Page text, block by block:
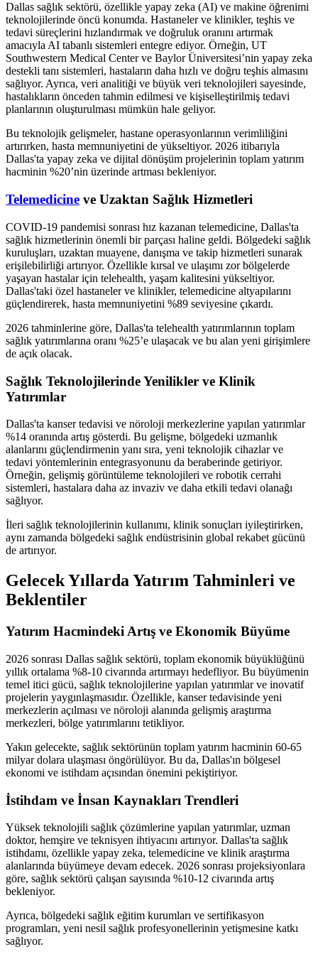
Dallas sağlık sektörü, özellikle yapay zeka (AI) ve makine öğrenimi
teknolojilerinde öncü konumda. Hastaneler ve klinikler, teşhis ve
tedavi süreçlerini hızlandırmak ve doğruluk oranını artırmak
amacıyla AI tabanlı sistemleri entegre ediyor. Örneğin, UT
Southwestern Medical Center ve Baylor Üniversitesi’nin yapay zeka
destekli tanı sistemleri, hastaların daha hızlı ve doğru teşhis almasını
sağlıyor. Ayrıca, veri analitiği ve büyük veri teknolojileri sayesinde,
hastalıkların önceden tahmin edilmesi ve kişiselleştirilmiş tedavi
planlarının oluşturulması mümkün hale geliyor.
Bu teknolojik gelişmeler, hastane operasyonlarının verimliliğini
artırırken, hasta memnuniyetini de yükseltiyor. 2026 itibarıyla
Dallas'ta yapay zeka ve dijital dönüşüm projelerinin toplam yatırım
hacminin %20’nin üzerinde artması bekleniyor.
Telemedicine ve Uzaktan Sağlık Hizmetleri
COVID-19 pandemisi sonrası hız kazanan telemedicine, Dallas'ta
sağlık hizmetlerinin önemli bir parçası haline geldi. Bölgedeki sağlık
kuruluşları, uzaktan muayene, danışma ve takip hizmetleri sunarak
erişilebilirliği artırıyor. Özellikle kırsal ve ulaşımı zor bölgelerde
yaşayan hastalar için telehealth, yaşam kalitesini yükseltiyor.
Dallas'taki özel hastaneler ve klinikler, telemedicine altyapılarını
güçlendirerek, hasta memnuniyetini %89 seviyesine çıkardı.
2026 tahminlerine göre, Dallas'ta telehealth yatırımlarının toplam
sağlık yatırımlarına oranı %25’e ulaşacak ve bu alan yeni girişimlere
de açık olacak.
Sağlık Teknolojilerinde Yenilikler ve Klinik
Yatırımlar
Dallas'ta kanser tedavisi ve nöroloji merkezlerine yapılan yatırımlar
%14 oranında artış gösterdi. Bu gelişme, bölgedeki uzmanlık
alanlarını güçlendirmenin yanı sıra, yeni teknolojik cihazlar ve
tedavi yöntemlerinin entegrasyonunu da beraberinde getiriyor.
Örneğin, gelişmiş görüntüleme teknolojileri ve robotik cerrahi
sistemleri, hastalara daha az invaziv ve daha etkili tedavi olanağı
sağlıyor.
İleri sağlık teknolojilerinin kullanımı, klinik sonuçları iyileştirirken,
aynı zamanda bölgedeki sağlık endüstrisinin global rekabet gücünü
de artırıyor.
Gelecek Yıllarda Yatırım Tahminleri ve
Beklentiler
Yatırım Hacmindeki Artış ve Ekonomik Büyüme
2026 sonrası Dallas sağlık sektörü, toplam ekonomik büyüklüğünü
yıllık ortalama %8-10 civarında artırmayı hedefliyor. Bu büyümenin
temel itici gücü, sağlık teknolojilerine yapılan yatırımlar ve inovatif
projelerin yaygınlaşmasıdır. Özellikle, kanser tedavisinde yeni
merkezlerin açılması ve nöroloji alanında gelişmiş araştırma
merkezleri, bölge yatırımlarını tetikliyor.
Yakın gelecekte, sağlık sektörünün toplam yatırım hacminin 60-65
milyar dolara ulaşması öngörülüyor. Bu da, Dallas'ın bölgesel
ekonomi ve istihdam açısından önemini pekiştiriyor.
İstihdam ve İnsan Kaynakları Trendleri
Yüksek teknolojili sağlık çözümlerine yapılan yatırımlar, uzman
doktor, hemşire ve teknisyen ihtiyacını artırıyor. Dallas'ta sağlık
istihdamı, özellikle yapay zeka, telemedicine ve klinik araştırma
alanlarında büyümeye devam edecek. 2026 sonrası projeksiyonlara
göre, sağlık sektörü çalışan sayısında %10-12 civarında artış
bekleniyor.
Ayrıca, bölgedeki sağlık eğitim kurumları ve sertifikasyon
programları, yeni nesil sağlık profesyonellerinin yetişmesine katkı
sağlıyor.